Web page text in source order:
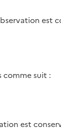
est
comme suit :
est